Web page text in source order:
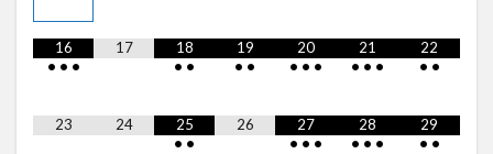
16
• • •
17
18
• •
19
• •
20
• • •
21
• • •
22
• •
23 24
25
• •
26
27
• • •
28
• • •
29
• •